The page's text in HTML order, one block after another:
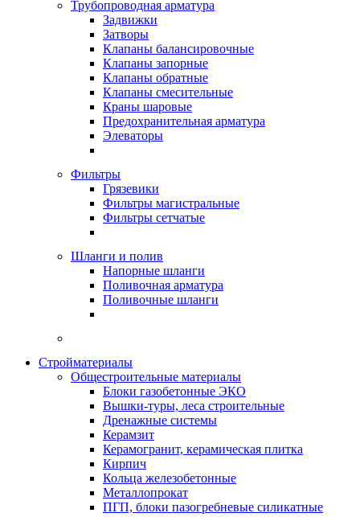
Трубопроводная арматура
Задвижки
Затворы
Клапаны балансировочные
Клапаны запорные
Клапаны обратные
Клапаны смесительные
Краны шаровые
Предохранительная арматура
Элеваторы
Фильтры
Грязевики
Фильтры магистральные
Фильтры сетчатые
Шланги и полив
Напорные шланги
Поливочная арматура
Поливочные шланги
Стройматериалы
Oбщестроительные материалы
Блоки газобетонные ЭКО
Вышки-туры, леса строительные
Дренажные системы
Керамзит
Керамогранит, керамическая плитка
Кирпич
Кольца железобетонные
Металлопрокат
ПГП, блоки пазогребневые силикатные